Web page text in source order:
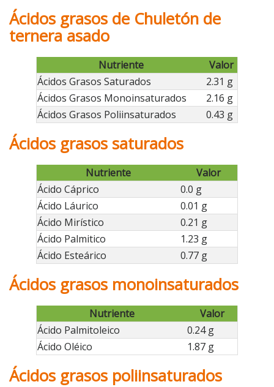
Ácidos grasos de Chuletón de
ternera asado
Nutriente
Valor
Ácidos Grasos Saturados
2.31 g
Ácidos Grasos Monoinsaturados
2.16 g
Ácidos Grasos Poliinsaturados
0.43 g
Ácidos grasos saturados
Nutriente
Valor
Ácido Cáprico
0.0 g
Ácido Láurico
0.01 g
Ácido Mirístico
0.21 g
Ácido Palmitico
1.23 g
Ácido Esteárico
0.77 g
Ácidos grasos monoinsaturados
Nutriente
Valor
Ácido Palmitoleico
0.24 g
Ácido Oléico
1.87 g
Ácidos grasos poliinsaturados